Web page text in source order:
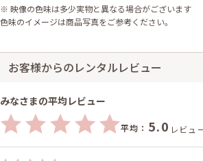
※ 映像の色味は多少実物と異なる場合がございます
色味のイメージは商品写真をご参考ください。
お客様からのレンタルレビュー
みなさまの平均レビュー
平均： 5.0 レビュ